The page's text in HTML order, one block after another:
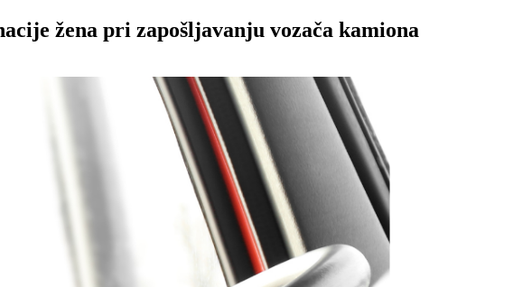
žena pri zapošljavanju vozača kamiona